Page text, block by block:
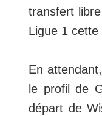
transfert
Ligue 1 cette
En
le profil de
départ de